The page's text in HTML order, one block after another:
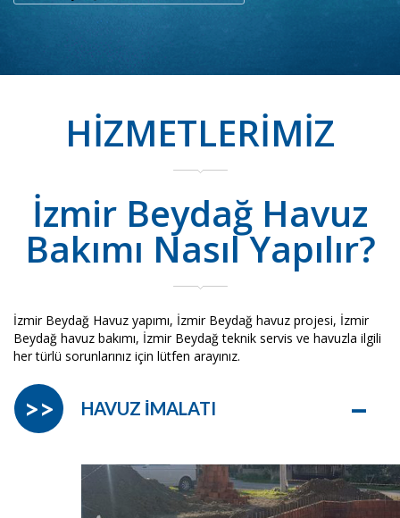
HİZMETLERİMİZ
İzmir Beydağ Havuz
Bakımı Nasıl Yapılır?
İzmir Beydağ Havuz yapımı, İzmir Beydağ havuz projesi, İzmir
Beydağ havuz bakımı, İzmir Beydağ teknik servis ve havuzla ilgili
her türlü sorunlarınız için lütfen arayınız.
HAVUZ İMALATI –
>>